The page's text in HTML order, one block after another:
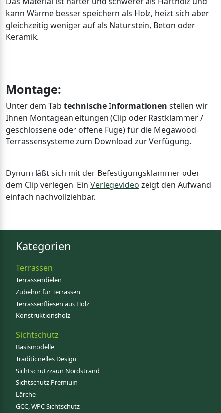
kann Wärme besser speichern als Holz, heizt sich aber
gleichzeitig weniger auf als Naturstein, Beton oder
Keramik.
Montage:
Unter dem Tab technische Informationen stellen wir
Ihnen Montageanleitungen (Clip oder Rastklammer /
geschlossene oder offene Fuge) für die Megawood
Terrassensysteme zum Download zur Verfügung.
Dynum läßt sich mit der Befestigungsklammer oder
dem Clip verlegen. Ein Verlegevideo zeigt den Aufwand
einfach nachvollziehbar.
Kategorien
Terrassen
Terrassendielen
Zubehör für Terrassen
Terrassenfliesen aus Holz
Konstruktionsholz
Sichtschutz
Basismodelle
Traditionelles Design
Sichtschutzzaun Nordstrand
Sichtschutz Premium
Lärche
GCC, WPC Sichtschutz